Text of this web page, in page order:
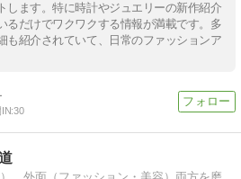
します。特に時計やジュエリーの新作紹介
るだけでワクワクする情報が満載です。多
も紹介されていて、日常のファッションア
IN:30